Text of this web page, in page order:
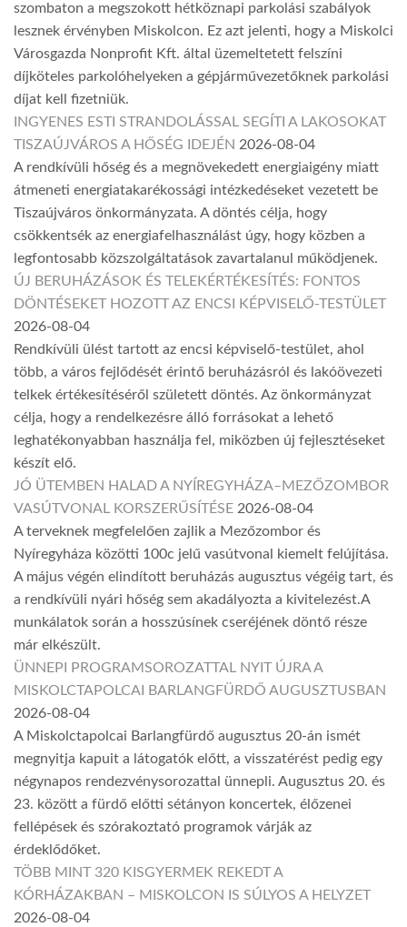
szombaton a megszokott hétköznapi parkolási szabályok
lesznek érvényben Miskolcon. Ez azt jelenti, hogy a Miskolci
Városgazda Nonprofit Kft. által üzemeltetett felszíni
díjköteles parkolóhelyeken a gépjárművezetőknek parkolási
díjat kell fizetniük.
INGYENES ESTI STRANDOLÁSSAL SEGÍTI A LAKOSOKAT
TISZAÚJVÁROS A HŐSÉG IDEJÉN 2026-08-04
A rendkívüli hőség és a megnövekedett energiaigény miatt
átmeneti energiatakarékossági intézkedéseket vezetett be
Tiszaújváros önkormányzata. A döntés célja, hogy
csökkentsék az energiafelhasználást úgy, hogy közben a
legfontosabb közszolgáltatások zavartalanul működjenek.
ÚJ BERUHÁZÁSOK ÉS TELEKÉRTÉKESÍTÉS: FONTOS
DÖNTÉSEKET HOZOTT AZ ENCSI KÉPVISELŐ-TESTÜLET
2026-08-04
Rendkívüli ülést tartott az encsi képviselő-testület, ahol
több, a város fejlődését érintő beruházásról és lakóövezeti
telkek értékesítéséről született döntés. Az önkormányzat
célja, hogy a rendelkezésre álló forrásokat a lehető
leghatékonyabban használja fel, miközben új fejlesztéseket
készít elő.
JÓ ÜTEMBEN HALAD A NYÍREGYHÁZA–MEZŐZOMBOR
VASÚTVONAL KORSZERŰSÍTÉSE 2026-08-04
A terveknek megfelelően zajlik a Mezőzombor és
Nyíregyháza közötti 100c jelű vasútvonal kiemelt felújítása.
A május végén elindított beruházás augusztus végéig tart, és
a rendkívüli nyári hőség sem akadályozta a kivitelezést.A
munkálatok során a hosszúsínek cseréjének döntő része
már elkészült.
ÜNNEPI PROGRAMSOROZATTAL NYIT ÚJRA A
MISKOLCTAPOLCAI BARLANGFÜRDŐ AUGUSZTUSBAN
2026-08-04
A Miskolctapolcai Barlangfürdő augusztus 20-án ismét
megnyitja kapuit a látogatók előtt, a visszatérést pedig egy
négynapos rendezvénysorozattal ünnepli. Augusztus 20. és
23. között a fürdő előtti sétányon koncertek, élőzenei
fellépések és szórakoztató programok várják az
érdeklődőket.
TÖBB MINT 320 KISGYERMEK REKEDT A
KÓRHÁZAKBAN – MISKOLCON IS SÚLYOS A HELYZET
2026-08-04